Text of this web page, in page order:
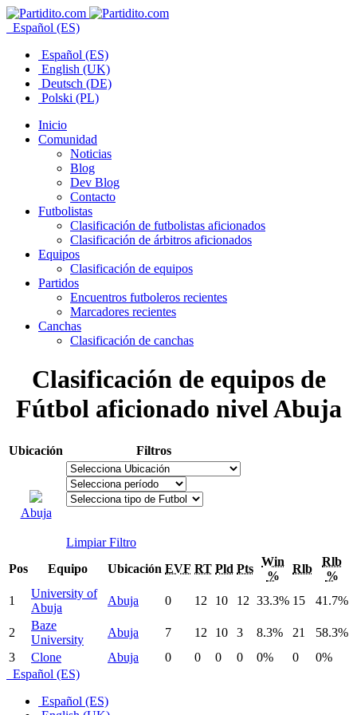
Español (ES)
Español (ES)
English (UK)
Deutsch (DE)
Polski (PL)
Inicio
Comunidad
Noticias
Blog
Dev Blog
Contacto
Futbolistas
Clasificación de futbolistas aficionados
Clasificación de árbitros aficionados
Equipos
Clasificación de equipos
Partidos
Encuentros futboleros recientes
Marcadores recientes
Canchas
Clasificación de canchas
Clasificación de equipos de
Fútbol aficionado nivel Abuja
Ubicación Filtros
Abuja
Limpiar Filtro
Pos
Equipo Ubicación EVF RT Pld Pts
Win
%
Rlb
Rlb
%
1
University of
Abuja
Abuja 0 12 10 12 33.3% 15 41.7%
2
Baze
University
Abuja 7 12 10 3 8.3% 21
58.3%
3
Clone Abuja 0 0 0 0 0% 0
0%
Español (ES)
Español (ES)